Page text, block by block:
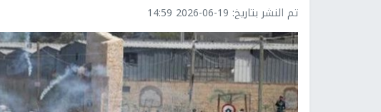
تم النشر بتاريخ: 2026-06-19 14:59